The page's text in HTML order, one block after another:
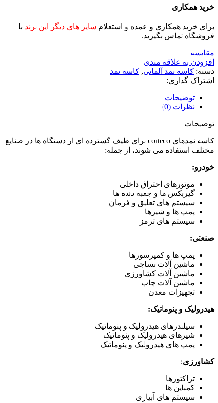
خرید همکاری
برای خرید همکاری و عمده و استعلام سایز های دیگر این برند با
فروشگاه تماس بگیرید.
مقايسه
افزودن به علاقه مندی
دسته: کاسه نمد آلمانی, کاسه نمد
اشتراک گذاری:
توضیحات
نظرات (0)
توضیحات
کاسه نمدهای corteco برای طیف گسترده ای از دستگاه ها در صنایع
مختلف استفاده می شوند، از جمله:
خودرو:
موتورهای احتراق داخلی
گیربکس ها و جعبه دنده ها
سیستم های تعلیق و فرمان
پمپ ها و شیرها
سیستم های ترمز
صنعتی:
پمپ ها و کمپرسورها
ماشین آلات نساجی
ماشین آلات کشاورزی
ماشین آلات چاپ
تجهیزات معدن
هیدرولیک و پنوماتیک:
سیلندرهای هیدرولیک و پنوماتیک
شیرهای هیدرولیک و پنوماتیک
پمپ های هیدرولیک و پنوماتیک
کشاورزی:
تراکتورها
کمباین ها
سیستم های آبیاری